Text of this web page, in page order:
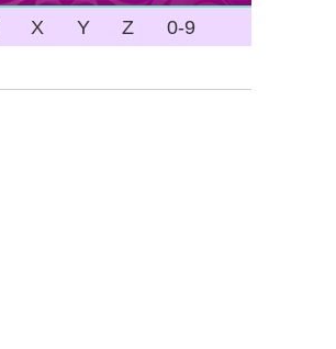
X Y Z 0-9